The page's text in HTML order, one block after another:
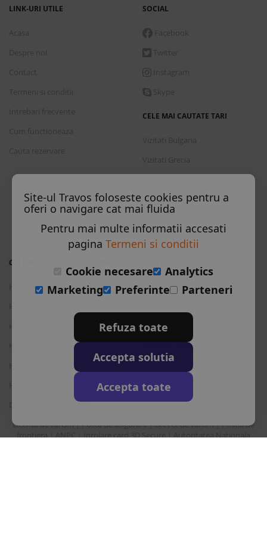
LINK-URI UTILE SOCIAL
CELE MAI CAUTATE TARI
Vizitati Italia
Vizitati Croatia
CELE MAI CAUTATE STATIUNI
Hoteluri in Albena
Hoteluri in Nisipurile de Aur
Hoteluri in Antalya
Destinatii in toata lumea
L-S: 9-18
office@travos.ro
Abonare newsletter
Licenta de turism|Polita de asigurare|Brevet de turism|Politia de
frontiera|ANPC|Inrolare card 3D Secure|Autoritatea Nationala
Site-ul Travos foloseste cookies pentru a
oferi o navigare cat mai fluida
Pentru mai multe informatii accesati
pagina Termeni si conditii
Cookie necesare
Analytics
Marketing
Preferinte Parteneri
Refuza toate
Accepta solutia
Accepta toate